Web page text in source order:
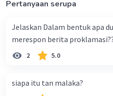
Indonesia dalam
berhak memilih
memilih untuk
menjadi salah
pemuda yang
Indonesia dan
Pertanyaan serupa
Jelaskan Dalam bentuk apa
merespon berita
2 5.0
siapa itu tan malaka?